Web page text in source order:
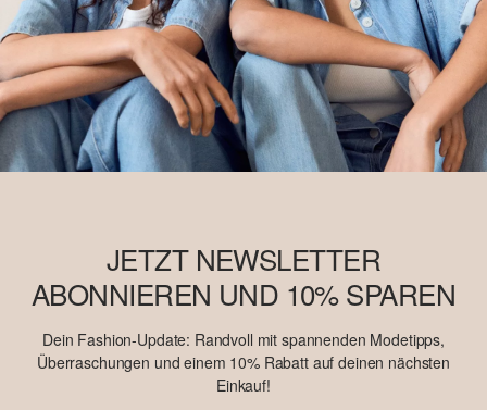
JETZT NEWSLETTER
ABONNIEREN UND 10% SPAREN
Dein Fashion-Update: Randvoll mit spannenden Modetipps,
Überraschungen und einem 10% Rabatt auf deinen nächsten
Einkauf!